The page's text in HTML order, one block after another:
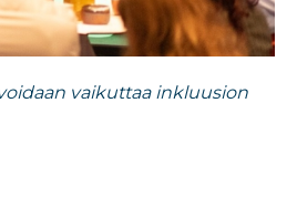
vaikuttaa inkluusion